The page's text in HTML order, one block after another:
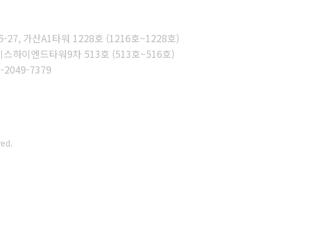
27, 가산A1타워 1228호 (1216호~1228호)
하이엔드타워9차 513호 (513호~516호)
2049-7379